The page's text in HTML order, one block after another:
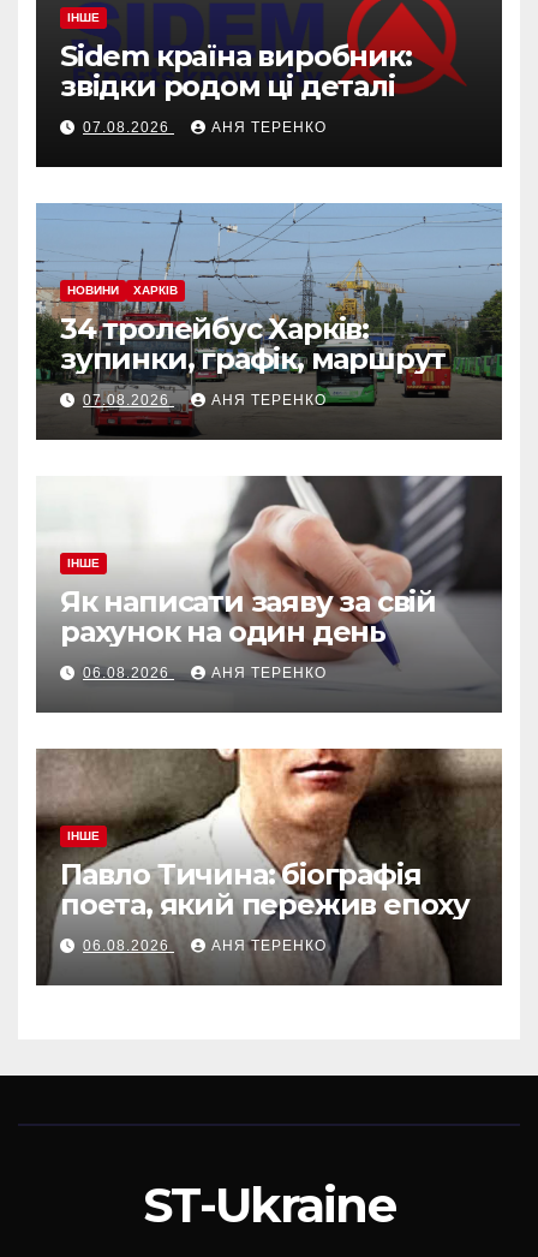
ІНШЕ
Sidem країна виробник:
звідки родом ці деталі
07.08.2026 АНЯ ТЕРЕНКО
НОВИНИ ХАРКІВ
34 тролейбус Харків:
зупинки, графік, маршрут
07.08.2026 АНЯ ТЕРЕНКО
ІНШЕ
Як написати заяву за свій
рахунок на один день
06.08.2026 АНЯ ТЕРЕНКО
ІНШЕ
Павло Тичина: біографія
поета, який пережив епоху
06.08.2026 АНЯ ТЕРЕНКО
ST-Ukraine